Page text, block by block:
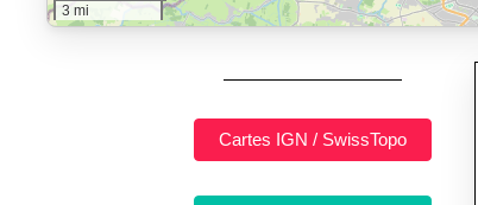
3 mi